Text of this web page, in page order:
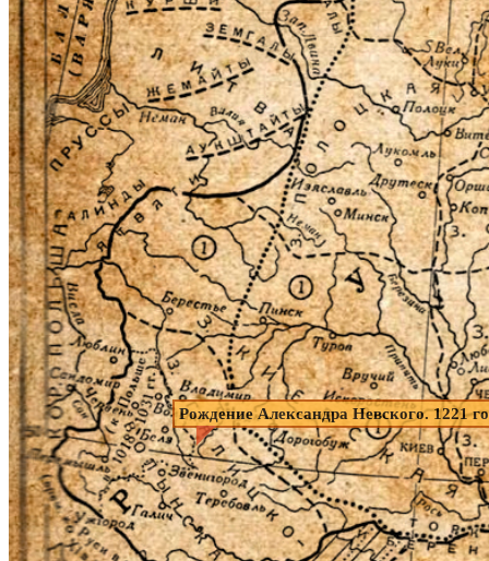
Рождение Александра Невского. 1221